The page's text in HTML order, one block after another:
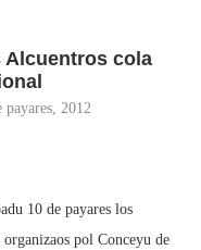
cola
payares, 2012
10 de payares los
pol Conceyu de